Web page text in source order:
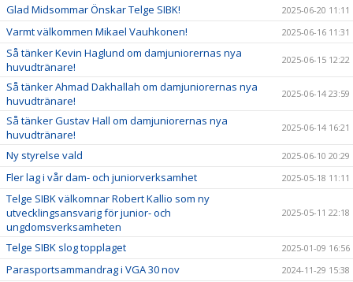
Glad Midsommar Önskar Telge SIBK! 2025-06-20 11:11
Varmt välkommen Mikael Vauhkonen! 2025-06-16 11:31
Så tänker Kevin Haglund om damjuniorernas nya
huvudtränare!
2025-06-15 12:22
Så tänker Ahmad Dakhallah om damjuniorernas nya
huvudtränare!
2025-06-14 23:59
Så tänker Gustav Hall om damjuniorernas nya
huvudtränare!
2025-06-14 16:21
Ny styrelse vald 2025-06-10 20:29
Fler lag i vår dam- och juniorverksamhet 2025-05-18 11:11
Telge SIBK välkomnar Robert Kallio som ny
utvecklingsansvarig för junior- och
ungdomsverksamheten
2025-05-11 22:18
Telge SIBK slog topplaget 2025-01-09 16:56
Parasportsammandrag i VGA 30 nov 2024-11-29 15:38